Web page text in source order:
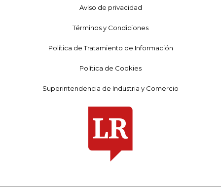
Aviso de privacidad
Términos y Condiciones
Política de Tratamiento de Información
Política de Cookies
Superintendencia de Industria y Comercio